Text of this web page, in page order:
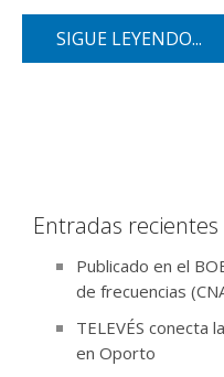
SIGUE LEYENDO...
Entradas recientes
Publicado en el
de frecuencias
TELEVÉS conecta
en Oporto